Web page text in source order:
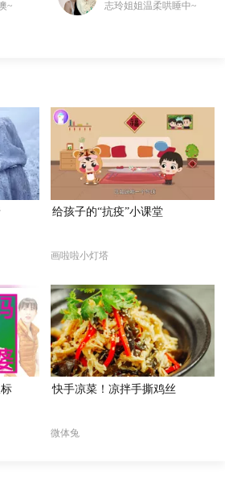
~ 志玲姐姐温柔哄睡中~
给孩子的“抗疫”小课堂
画啦啦小灯塔
快手凉菜！凉拌手撕鸡丝
微体兔